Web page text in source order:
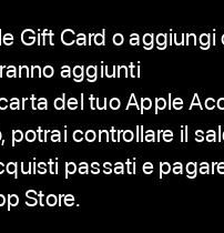
Gift Card o aggiungi
aggiunti
del tuo Apple
potrai controllare il
passati e
Store.